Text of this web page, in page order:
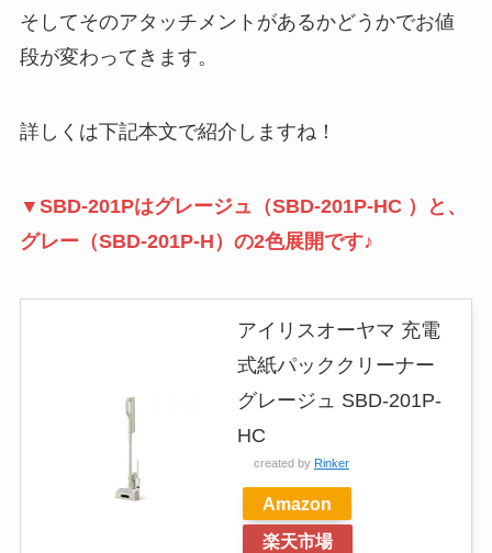
そしてそのアタッチメントがあるかどうかでお値
段が変わってきます。
詳しくは下記本文で紹介しますね！
▼SBD-201Pはグレージュ（SBD-201P-HC ）と、
グレー（SBD-201P-H）の2色展開です♪
アイリスオーヤマ 充電
式紙パッククリーナー
グレージュ SBD-201P-
HC
created by Rinker
Amazon
楽天市場